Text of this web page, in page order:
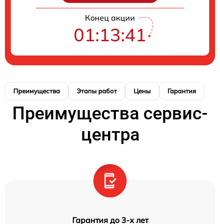
Конец акции
01:13:40
Преимущества Этапы работ Цены Гарантия
Преимущества сервис-
центра
Гарантия до 3-х лет